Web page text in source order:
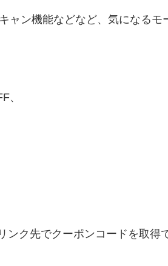
ャン機能などなど、気になるモ
、
ク先でクーポンコードを取得